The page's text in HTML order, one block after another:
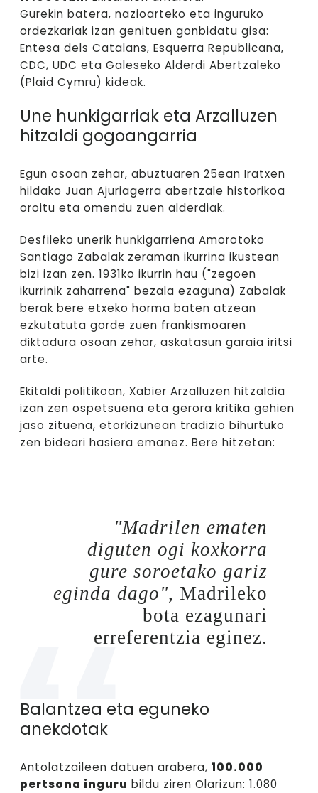
Gurekin batera, nazioarteko eta inguruko
ordezkariak izan genituen gonbidatu gisa:
Entesa dels Catalans, Esquerra Republicana,
CDC, UDC eta Galeseko Alderdi Abertzaleko
(Plaid Cymru) kideak.
Une hunkigarriak eta Arzalluzen
hitzaldi gogoangarria
Egun osoan zehar, abuztuaren 25ean Iratxen
hildako Juan Ajuriagerra abertzale historikoa
oroitu eta omendu zuen alderdiak.
Desfileko unerik hunkigarriena Amorotoko
Santiago Zabalak zeraman ikurrina ikustean
bizi izan zen. 1931ko ikurrin hau ("zegoen
ikurrinik zaharrena" bezala ezaguna) Zabalak
berak bere etxeko horma baten atzean
ezkutatuta gorde zuen frankismoaren
diktadura osoan zehar, askatasun garaia iritsi
arte.
Ekitaldi politikoan, Xabier Arzalluzen hitzaldia
izan zen ospetsuena eta gerora kritika gehien
jaso zituena, etorkizunean tradizio bihurtuko
zen bideari hasiera emanez. Bere hitzetan:
"Madrilen ematen
diguten ogi koxkorra
gure soroetako gariz
eginda dago", Madrileko
bota ezagunari
erreferentzia eginez.
Balantzea eta eguneko
anekdotak
Antolatzaileen datuen arabera,100.000
pertsona inguru bildu ziren Olarizun: 1.080